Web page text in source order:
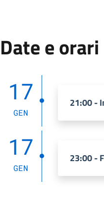
Date e orari
17
GEN
21:00 -
17
GEN
23:00 -